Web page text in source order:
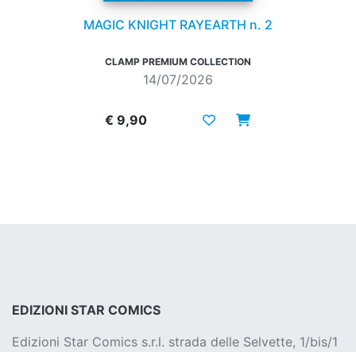
MAGIC KNIGHT RAYEARTH n. 2
CLAMP PREMIUM COLLECTION
14/07/2026
€ 9,90
EDIZIONI STAR COMICS
Edizioni Star Comics s.r.l. strada delle Selvette, 1/bis/1